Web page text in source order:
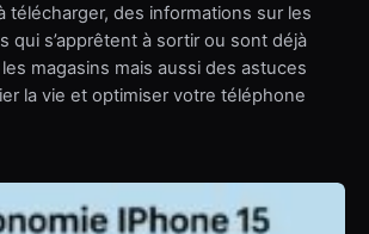
télécharger, des informations sur les
qui s’apprêtent à sortir ou sont déjà
magasins mais aussi des astuces
la vie et optimiser votre téléphone